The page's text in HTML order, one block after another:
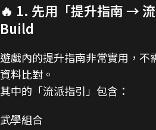
🔥 1. 先用「提升指南 →
Build
遊戲內的提升指南非常實用，不
資料比對。
其中的「流派指引」包含：
武學組合